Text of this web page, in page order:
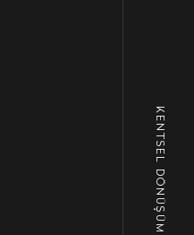
KENTSEL DÖNÜŞÜM